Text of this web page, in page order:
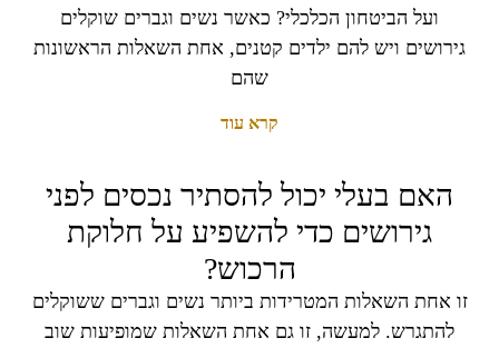
ועל הביטחון הכלכלי? כאשר נשים וגברים שוקלים
גירושים ויש להם ילדים קטנים, אחת השאלות הראשונות
שהם
קרא עוד
האם בעלי יכול להסתיר נכסים לפני
גירושים כדי להשפיע על חלוקת
הרכוש?
זו אחת השאלות המטרידות ביותר נשים וגברים ששוקלים
להתגרש. למעשה, זו גם אחת השאלות שמופיעות שוב